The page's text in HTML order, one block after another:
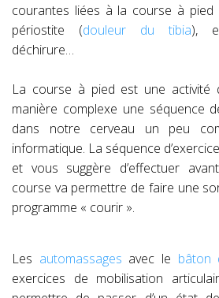
courantes liées à la course à pied
périostite (douleur du tibia),
déchirure…
La course à pied est une
manière complexe une séquence
dans notre cerveau un peu
informatique. La séquence
et vous suggère d’effectuer
course va permettre de faire une
programme « courir ».
Les automassages avec le bâton
exercices de mobilisation